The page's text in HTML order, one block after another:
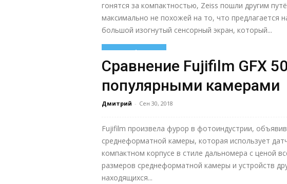
гонятся за компактностью, Zeiss пошли другим
максимально не похожей на то, что предлагается
большой изогнутый сенсорный экран, который...
Узнать больше
Сравнение Fujifilm GFX
популярными камерами
Дмитрий - Сен 30, 2018
Fujifilm произвела фурор в фотоиндустрии, объявив
среднеформатной камеры, которая использует
компактном корпусе в стиле дальномера с ценой
размеров среднеформатной камеры и устройств
находящихся...